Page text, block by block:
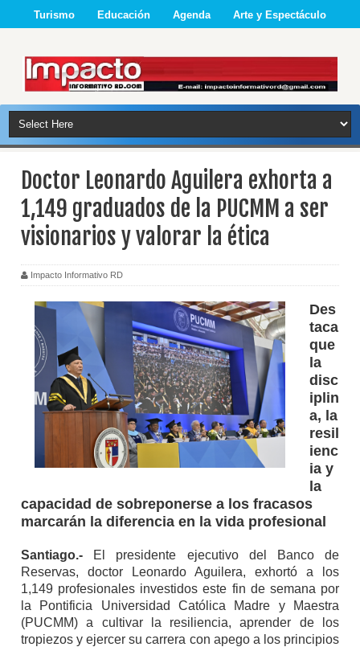
Turismo Educación Agenda Arte y Espectáculo
Doctor Leonardo Aguilera exhorta a
1,149 graduados de la PUCMM a ser
visionarios y valorar la ética
Impacto Informativo RD
Des
taca
que
la
disc
iplin
a, la
resil
ienc
ia y
la
capacidad de sobreponerse a los fracasos
marcarán la diferencia en la vida profesional
Santiago.- El presidente ejecutivo del Banco de
Reservas, doctor Leonardo Aguilera, exhortó a los
1,149 profesionales investidos este fin de semana por
la Pontificia Universidad Católica Madre y Maestra
(PUCMM) a cultivar la resiliencia, aprender de los
tropiezos y ejercer su carrera con apego a los principios